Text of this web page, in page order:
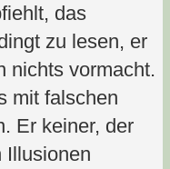
das
zu lesen, er
nichts vormacht.
mit falschen
Er keiner, der
Illusionen